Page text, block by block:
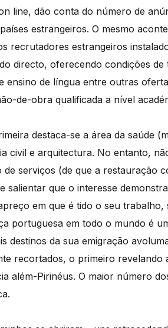
line, dão conta do número de
estrangeiros. O mesmo
recrutadores estrangeiros
directo, oferecendo condições
ensino de língua entre outras
de-obra qualificada a nível
destaca-se a área da saúde
civil e arquitectura. No entanto,
de serviços (de que a restauração
salientar que o interesse
em que é tido o seu
portuguesa em todo o mundo é
destinos da sua emigração
recortados, o primeiro
além-Pirinéus. O maior número